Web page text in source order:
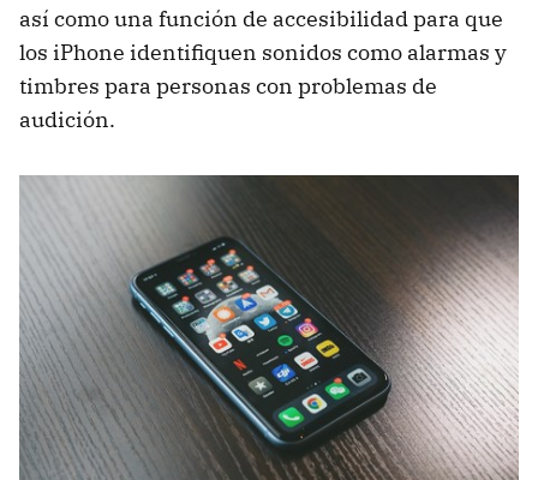
así como una función de accesibilidad para que
los iPhone identifiquen sonidos como alarmas y
timbres para personas con problemas de
audición.